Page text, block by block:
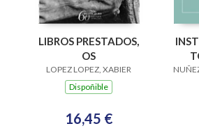
LIBROS PRESTADOS,
OS
LOPEZ LOPEZ, XABIER
Dispoñible
16,45 €